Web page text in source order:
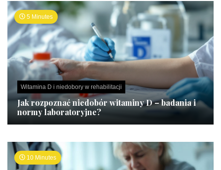
5 Minutes
Witamina D i niedobory w rehabilitacji
Jak rozpoznać niedobór witaminy D – badania i
normy laboratoryjne?
10 Minutes